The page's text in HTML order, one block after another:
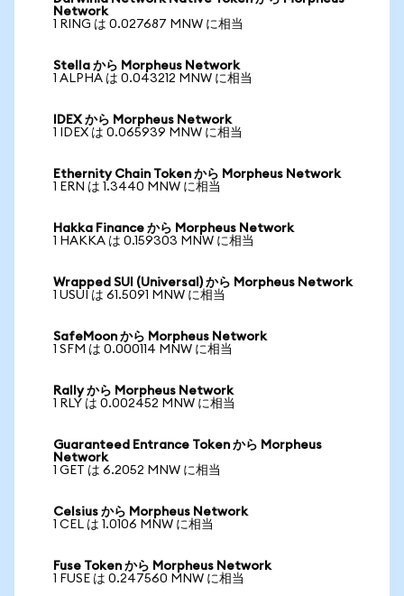
Network
1 RING は 0.027687 MNW に相当
Stella から Morpheus Network
1 ALPHA は 0.043212 MNW に相当
IDEX から Morpheus Network
1 IDEX は 0.065939 MNW に相当
Ethernity Chain Token から Morpheus Network
1 ERN は 1.3440 MNW に相当
Hakka Finance から Morpheus Network
1 HAKKA は 0.159303 MNW に相当
Wrapped SUI (Universal) から Morpheus Network
1 USUI は 61.5091 MNW に相当
SafeMoon から Morpheus Network
1 SFM は 0.000114 MNW に相当
Rally から Morpheus Network
1 RLY は 0.002452 MNW に相当
Guaranteed Entrance Token から Morpheus
Network
1 GET は 6.2052 MNW に相当
Celsius から Morpheus Network
1 CEL は 1.0106 MNW に相当
Fuse Token から Morpheus Network
1 FUSE は 0.247560 MNW に相当